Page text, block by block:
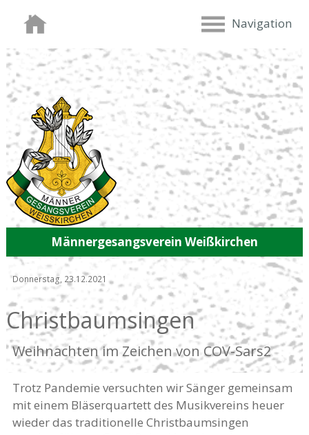
Navigation
Männergesangsverein Weißkirchen
Donnerstag, 23.12.2021
Christbaumsingen
Weihnachten im Zeichen von COV-Sars2
Trotz Pandemie versuchten wir Sänger gemeinsam
mit einem Bläserquartett des Musikvereins heuer
wieder das traditionelle Christbaumsingen